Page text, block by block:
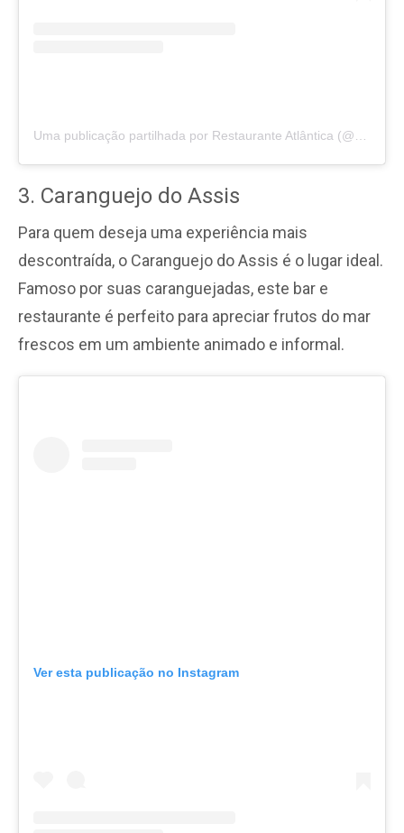
3. Caranguejo do Assis
Para quem deseja uma experiência mais
descontraída, o Caranguejo do Assis é o lugar ideal.
Famoso por suas caranguejadas, este bar e
restaurante é perfeito para apreciar frutos do mar
frescos em um ambiente animado e informal.
Ver esta publicação no Instagram